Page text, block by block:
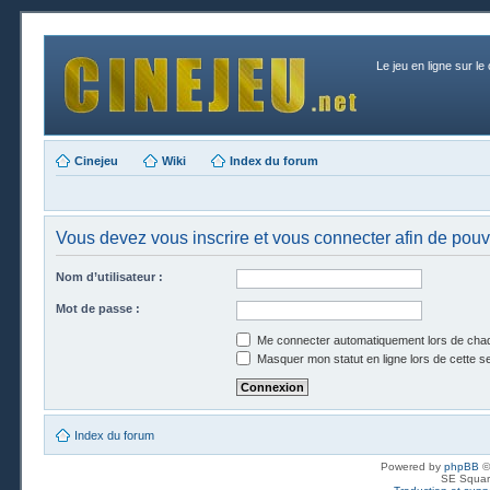
Le jeu en ligne sur le
Cinejeu Wiki Index du forum
Vous devez vous inscrire et vous connecter afin de
Nom d’utilisateur :
Mot de passe :
Me connecter automatiquement lors de
Masquer mon statut en ligne lors de cette
Index du forum
Powered by phpBB
SE